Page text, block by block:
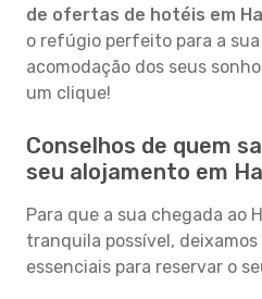
de ofertas de hotéis em
o refúgio perfeito para a
acomodação dos seus
um clique!
Conselhos de quem
seu alojamento em
Para que a sua chegada ao
tranquila possível,
essenciais para reservar o